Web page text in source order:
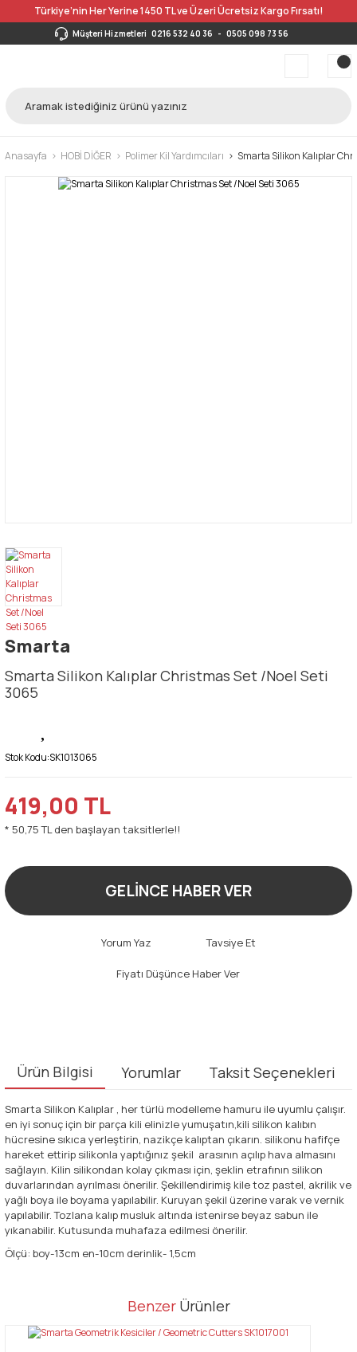
Türkiye’nin Her Yerine 1450 TL ve Üzeri Ücretsiz Kargo Fırsatı!
Müşteri Hizmetleri 0216 532 40 36 - 0505 098 73 56
Anasayfa HOBİ DİĞER Polimer Kil Yardımcıları Smarta Silikon Kalıplar
Smarta
Smarta Silikon Kalıplar Christmas Set /Noel Seti
3065
Stok Kodu:SK1013065
419,00 TL
* 50,75 TL den başlayan taksitlerle!!
GELİNCE HABER VER
Yorum Yaz Tavsiye Et
Fiyatı Düşünce Haber Ver
Ürün Bilgisi Yorumlar Taksit Seçenekleri
Smarta Silikon Kalıplar , her türlü modelleme hamuru ile uyumlu çalışır.
en iyi sonuç için bir parça kili elinizle yumuşatın,kili silikon kalıbın
hücresine sıkıca yerleştirin, nazikçe kalıptan çıkarın. silikonu hafifçe
hareket ettirip silikonla yaptığınız şekil arasının açılıp hava almasını
sağlayın. Kilin silikondan kolay çıkması için, şeklin etrafının silikon
duvarlarından ayrılması önerilir. Şekillendirimiş kile toz pastel, akrilik ve
yağlı boya ile boyama yapılabilir. Kuruyan şekil üzerine varak ve vernik
yapılabilir. Tozlana kalıp musluk altında istenirse beyaz sabun ile
yıkanabilir. Kutusunda muhafaza edilmesi önerilir.
Ölçü: boy-13cm en-10cm derinlik- 1,5cm
Bu ürüne ilk yorumu siz yapın!
Bu ürünün fiyat bilgisi, resim, ürün açıklamalarında ve diğer
tarafımıza iletebilirsiniz.
Benzer Ürünler